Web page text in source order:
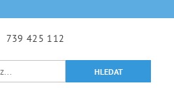
739 425 112